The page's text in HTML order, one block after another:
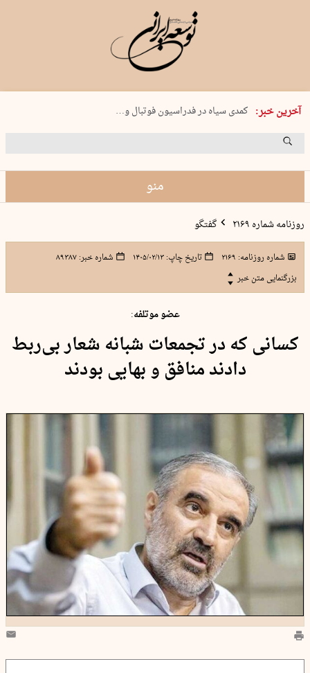
آخرین خبر:
دوشنبه 19 مرداد 1405 شماره 2246
کمدی سیاه در فدراسیون فوتبال و…
بریم ماهیگیری!
منو
روزنامه شماره ۲۱۶۹ گفتگو
شماره روزنامه: ۲۱۶۹ تاریخ چاپ:۱۴۰۵/۰۲/۱۳ شماره خبر:۸۹۳۸۷
بزرگنمایی متن خبر
عضو موتلفه:
کسانی که در تجمعات شبانه شعار بی‌ربط
دادند منافق و بهایی بودند